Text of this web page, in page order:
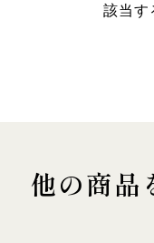
該当す
他の商品